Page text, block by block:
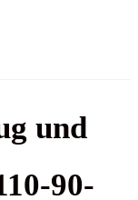
und
90-